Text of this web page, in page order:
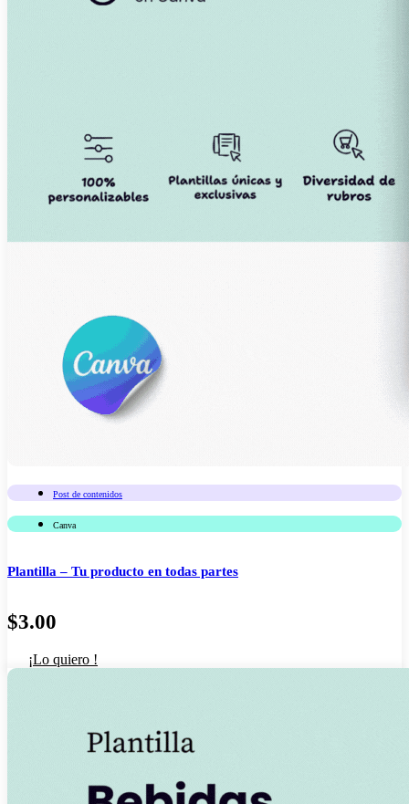
Post de contenidos
Canva
Plantilla – Tu producto en todas partes
$3.00
¡Lo quiero !